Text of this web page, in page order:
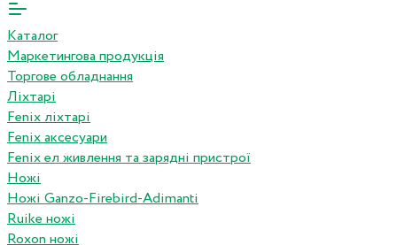
Каталог
Маркетингова продукція
Торгове обладнання
Ліхтарі
Fenix ліхтарі
Fenix аксесуари
Fenix ел живлення та зарядні пристрої
Ножі
Ножі Ganzo-Firebird-Adimanti
Ruike ножі
Roxon ножi